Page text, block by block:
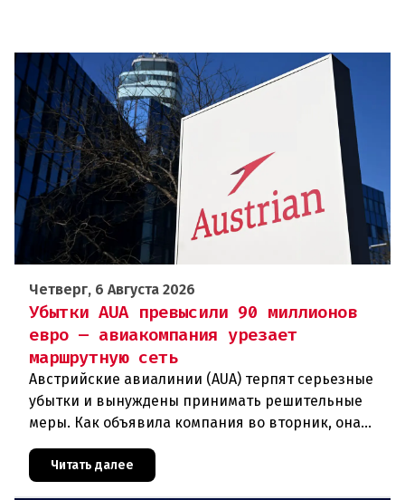
Четверг, 6 Августа 2026
Убытки AUA превысили 90 миллионов
евро — авиакомпания урезает
маршрутную сеть
Австрийские авиалинии (AUA) терпят серьезные
убытки и вынуждены принимать решительные
меры. Как объявила компания во вторник, она
Грац.Причиной столь жесткой экономии
Читать далее